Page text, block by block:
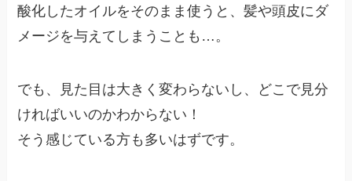
酸化したオイルをそのまま使うと、髪や頭皮にダ
メージを与えてしまうことも…。
でも、見た目は大きく変わらないし、どこで見分
ければいいのかわからない！
そう感じている方も多いはずです。